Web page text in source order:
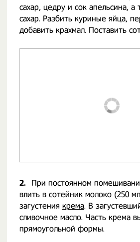
сахар, цедру и сок апельсина,
сахар. Разбить куриные яйца,
добавить крахмал. Поставить
2.
При постоянном
влить в сотейник молоко (250
загустения крема. В
сливочное масло. Часть крема
прямоугольной формы.